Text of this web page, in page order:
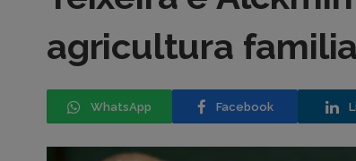
agricultura
WhatsApp Facebook